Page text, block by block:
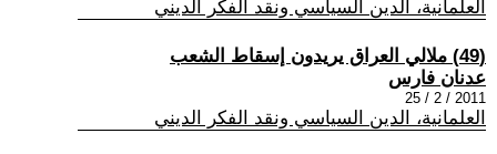
العلمانية، الدين السياسي ونقد الفكر الديني
(49) ملالي العراق يريدون إسقاط الشعب
عدنان فارس
2011 / 2 / 25
العلمانية، الدين السياسي ونقد الفكر الديني